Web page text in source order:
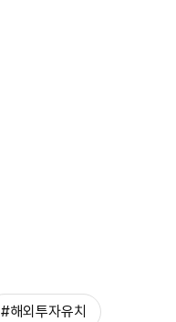
#해외투자유치